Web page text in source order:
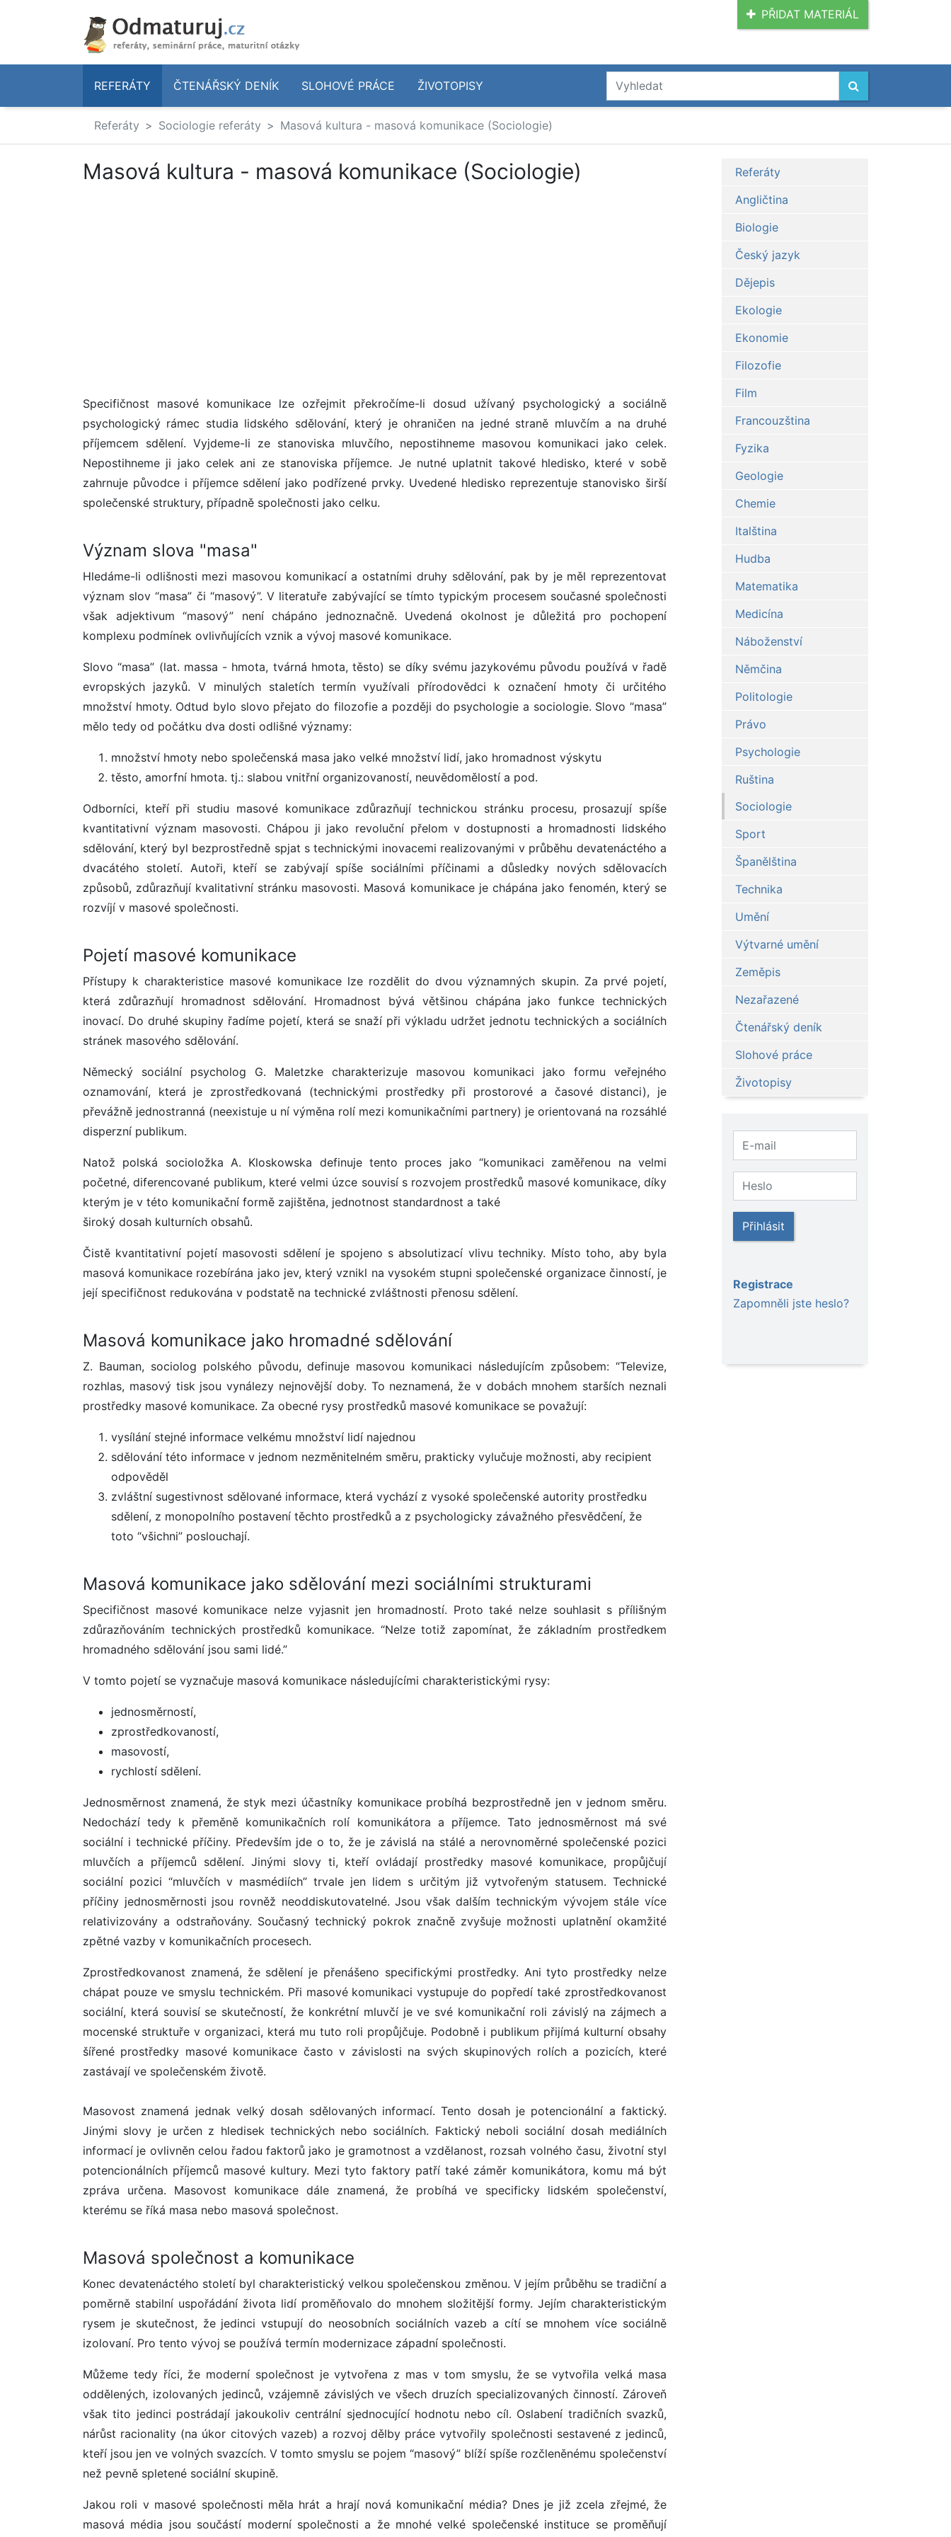
PŘIDAT MATERIÁL
REFERÁTY ČTENÁŘSKÝ DENÍK SLOHOVÉ PRÁCE ŽIVOTOPISY
Referáty Sociologie referáty Masová kultura - masová komunikace (Sociologie)
Masová kultura - masová komunikace (Sociologie)
Specifičnost masové komunikace lze ozřejmit překročíme-li dosud užívaný psychologický a sociálně
psychologický rámec studia lidského sdělování, který je ohraničen na jedné straně mluvčím a na druhé
příjemcem sdělení. Vyjdeme-li ze stanoviska mluvčího, nepostihneme masovou komunikaci jako celek.
Nepostihneme ji jako celek ani ze stanoviska příjemce. Je nutné uplatnit takové hledisko, které v sobě
zahrnuje původce i příjemce sdělení jako podřízené prvky. Uvedené hledisko reprezentuje stanovisko širší
společenské struktury, případně společnosti jako celku.
Význam slova "masa"
Hledáme-li odlišnosti mezi masovou komunikací a ostatními druhy sdělování, pak by je měl reprezentovat
význam slov “masa” či “masový”. V literatuře zabývající se tímto typickým procesem současné společnosti
však adjektivum “masový” není chápáno jednoznačně. Uvedená okolnost je důležitá pro pochopení
komplexu podmínek ovlivňujících vznik a vývoj masové komunikace.
Slovo “masa” (lat. massa - hmota, tvárná hmota, těsto) se díky svému jazykovému původu používá v řadě
evropských jazyků. V minulých staletích termín využívali přírodovědci k označení hmoty či určitého
množství hmoty. Odtud bylo slovo přejato do filozofie a později do psychologie a sociologie. Slovo “masa”
mělo tedy od počátku dva dosti odlišné významy:
množství hmoty nebo společenská masa jako velké množství lidí, jako hromadnost výskytu
těsto, amorfní hmota. tj.: slabou vnitřní organizovaností, neuvědomělostí a pod.
Odborníci, kteří při studiu masové komunikace zdůrazňují technickou stránku procesu, prosazují spíše
kvantitativní význam masovosti. Chápou ji jako revoluční přelom v dostupnosti a hromadnosti lidského
sdělování, který byl bezprostředně spjat s technickými inovacemi realizovanými v průběhu devatenáctého a
dvacátého století. Autoři, kteří se zabývají spíše sociálními příčinami a důsledky nových sdělovacích
způsobů, zdůrazňují kvalitativní stránku masovosti. Masová komunikace je chápána jako fenomén, který se
rozvíjí v masové společnosti.
Pojetí masové komunikace
Přístupy k charakteristice masové komunikace lze rozdělit do dvou významných skupin. Za prvé pojetí,
která zdůrazňují hromadnost sdělování. Hromadnost bývá většinou chápána jako funkce technických
inovací. Do druhé skupiny řadíme pojetí, která se snaží při výkladu udržet jednotu technických a sociálních
stránek masového sdělování.
Německý sociální psycholog G. Maletzke charakterizuje masovou komunikaci jako formu veřejného
oznamování, která je zprostředkovaná (technickými prostředky při prostorové a časové distanci), je
převážně jednostranná (neexistuje u ní výměna rolí mezi komunikačními partnery) je orientovaná na rozsáhlé
disperzní publikum.
Natož polská socioložka A. Kloskowska definuje tento proces jako “komunikaci zaměřenou na velmi
početné, diferencované publikum, které velmi úzce souvisí s rozvojem prostředků masové komunikace, díky
kterým je v této komunikační formě zajištěna, jednotnost standardnost a také
široký dosah kulturních obsahů.
Čistě kvantitativní pojetí masovosti sdělení je spojeno s absolutizací vlivu techniky. Místo toho, aby byla
masová komunikace rozebírána jako jev, který vznikl na vysokém stupni společenské organizace činností, je
její specifičnost redukována v podstatě na technické zvláštnosti přenosu sdělení.
Masová komunikace jako hromadné sdělování
Z. Bauman, sociolog polského původu, definuje masovou komunikaci následujícím způsobem: “Televize,
rozhlas, masový tisk jsou vynálezy nejnovější doby. To neznamená, že v dobách mnohem starších neznali
prostředky masové komunikace. Za obecné rysy prostředků masové komunikace se považují:
vysílání stejné informace velkému množství lidí najednou
sdělování této informace v jednom nezměnitelném směru, prakticky vylučuje možnosti, aby recipient
odpověděl
zvláštní sugestivnost sdělované informace, která vychází z vysoké společenské autority prostředku
sdělení, z monopolního postavení těchto prostředků a z psychologicky závažného přesvědčení, že
toto “všichni” poslouchají.
Masová komunikace jako sdělování mezi sociálními strukturami
Specifičnost masové komunikace nelze vyjasnit jen hromadností. Proto také nelze souhlasit s přílišným
zdůrazňováním technických prostředků komunikace. “Nelze totiž zapomínat, že základním prostředkem
hromadného sdělování jsou sami lidé.”
V tomto pojetí se vyznačuje masová komunikace následujícími charakteristickými rysy:
jednosměrností,
zprostředkovaností,
masovostí,
rychlostí sdělení.
Jednosměrnost znamená, že styk mezi účastníky komunikace probíhá bezprostředně jen v jednom směru.
Nedochází tedy k přeměně komunikačních rolí komunikátora a příjemce. Tato jednosměrnost má své
sociální i technické příčiny. Především jde o to, že je závislá na stálé a nerovnoměrné společenské pozici
mluvčích a příjemců sdělení. Jinými slovy ti, kteří ovládají prostředky masové komunikace, propůjčují
sociální pozici “mluvčích v masmédiích” trvale jen lidem s určitým již vytvořeným statusem. Technické
příčiny jednosměrnosti jsou rovněž neoddiskutovatelné. Jsou však dalším technickým vývojem stále více
relativizovány a odstraňovány. Současný technický pokrok značně zvyšuje možnosti uplatnění okamžité
zpětné vazby v komunikačních procesech.
Zprostředkovanost znamená, že sdělení je přenášeno specifickými prostředky. Ani tyto prostředky nelze
chápat pouze ve smyslu technickém. Při masové komunikaci vystupuje do popředí také zprostředkovanost
sociální, která souvisí se skutečností, že konkrétní mluvčí je ve své komunikační roli závislý na zájmech a
mocenské struktuře v organizaci, která mu tuto roli propůjčuje. Podobně i publikum přijímá kulturní obsahy
šířené prostředky masové komunikace často v závislosti na svých skupinových rolích a pozicích, které
zastávají ve společenském životě.
Masovost znamená jednak velký dosah sdělovaných informací. Tento dosah je potencionální a faktický.
Jinými slovy je určen z hledisek technických nebo sociálních. Faktický neboli sociální dosah mediálních
informací je ovlivněn celou řadou faktorů jako je gramotnost a vzdělanost, rozsah volného času, životní styl
potencionálních příjemců masové kultury. Mezi tyto faktory patří také záměr komunikátora, komu má být
zpráva určena. Masovost komunikace dále znamená, že probíhá ve specificky lidském společenství,
kterému se říká masa nebo masová společnost.
Masová společnost a komunikace
Konec devatenáctého století byl charakteristický velkou společenskou změnou. V jejím průběhu se tradiční a
poměrně stabilní uspořádání života lidí proměňovalo do mnohem složitější formy. Jejím charakteristickým
rysem je skutečnost, že jedinci vstupují do neosobních sociálních vazeb a cítí se mnohem více sociálně
izolovaní. Pro tento vývoj se používá termín modernizace západní společnosti.
Můžeme tedy říci, že moderní společnost je vytvořena z mas v tom smyslu, že se vytvořila velká masa
oddělených, izolovaných jedinců, vzájemně závislých ve všech druzích specializovaných činností. Zároveň
však tito jedinci postrádají jakoukoliv centrální sjednocující hodnotu nebo cíl. Oslabení tradičních svazků,
nárůst racionality (na úkor citových vazeb) a rozvoj dělby práce vytvořily společnosti sestavené z jedinců,
kteří jsou jen ve volných svazcích. V tomto smyslu se pojem “masový” blíží spíše rozčleněnému společenství
než pevně spletené sociální skupině.
Jakou roli v masové společnosti měla hrát a hrají nová komunikační média? Dnes je již zcela zřejmé, že
masová média jsou součástí moderní společnosti a že mnohé velké společenské instituce se proměňují
Referáty
Angličtina
Biologie
Český jazyk
Dějepis
Ekologie
Ekonomie
Filozofie
Film
Francouzština
Fyzika
Geologie
Chemie
Italština
Hudba
Matematika
Medicína
Náboženství
Němčina
Politologie
Právo
Psychologie
Ruština
Sociologie
Sport
Španělština
Technika
Umění
Výtvarné umění
Zeměpis
Nezařazené
Čtenářský deník
Slohové práce
Životopisy
Přihlásit
Registrace
Zapomněli jste heslo?